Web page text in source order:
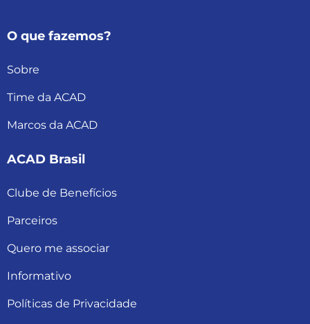
O que fazemos?
Sobre
Time da ACAD
Marcos da ACAD
ACAD Brasil
Clube de Benefícios
Parceiros
Quero me associar
Informativo
Políticas de Privacidade